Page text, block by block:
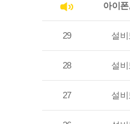
아이
29 설
28 설
27 설